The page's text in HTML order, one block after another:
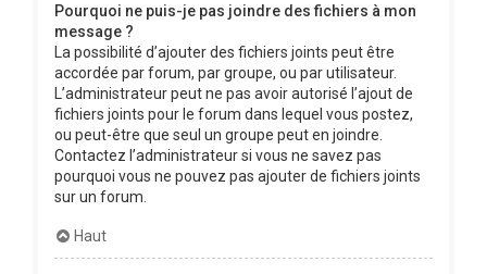
Pourquoi ne puis-je pas joindre des fichiers à mon
message ?
La possibilité d’ajouter des fichiers joints peut être
accordée par forum, par groupe, ou par utilisateur.
L’administrateur peut ne pas avoir autorisé l’ajout de
fichiers joints pour le forum dans lequel vous postez,
ou peut-être que seul un groupe peut en joindre.
Contactez l’administrateur si vous ne savez pas
pourquoi vous ne pouvez pas ajouter de fichiers joints
sur un forum.
Haut